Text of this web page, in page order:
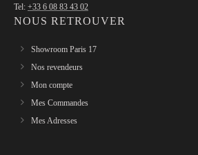
Tel: +33 6 08 83 43 02
NOUS RETROUVER
Showroom Paris 17
Nos revendeurs
Mon compte
Mes Commandes
Mes Adresses